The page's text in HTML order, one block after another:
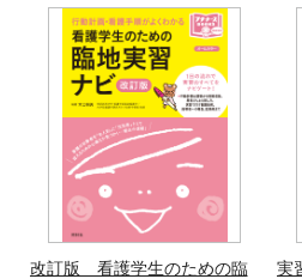
改訂版 看護学生のための臨
実